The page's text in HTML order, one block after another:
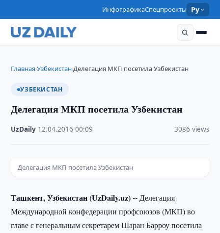
ИнфографикаСпецпроекты Ру
Главная›Узбекистан›Делегация МКП посетила Узбекистан
УЗБЕКИСТАН
Делегация МКП посетила Узбекистан
UzDaily 12.04.2016 ·00:09 3086 views
Делегация МКП посетила Узбекистан
Ташкент, Узбекистан (UzDaily.uz) -- Делегация
Международной конфедерации профсоюзов (МКП) во
главе с генеральным секретарем Шаран Барроу посетила